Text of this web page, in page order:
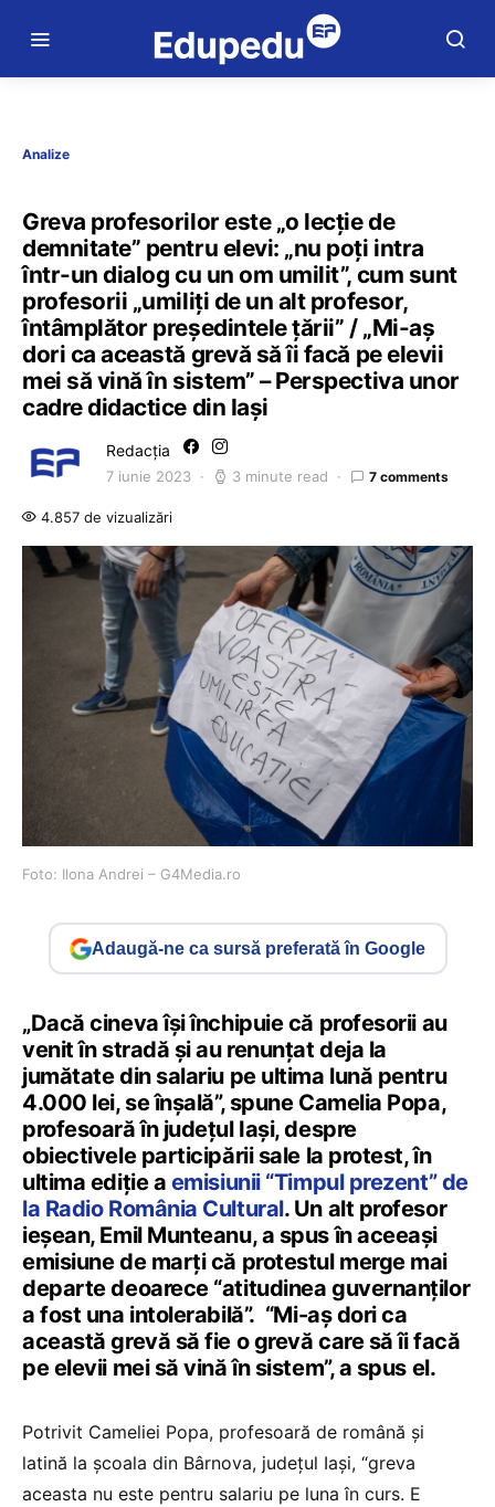
Analize
Greva profesorilor este „o lecție de
demnitate” pentru elevi: „nu poți intra
într-un dialog cu un om umilit”, cum sunt
profesorii „umiliți de un alt profesor,
întâmplător președintele țării” / „Mi-aș
dori ca această grevă să îi facă pe elevii
mei să vină în sistem” – Perspectiva unor
cadre didactice din Iași
Redacția
7 iunie 2023 3 minute read 7 comments
4.857 de vizualizări
Foto: Ilona Andrei – G4Media.ro
Adaugă-ne ca sursă preferată în Google
„Dacă cineva își închipuie că profesorii au
venit în stradă și au renunțat deja la
jumătate din salariu pe ultima lună pentru
4.000 lei, se înșală”, spune Camelia Popa,
profesoară în județul Iași, despre
obiectivele participării sale la protest, în
ultima ediție a emisiunii “Timpul prezent” de
la Radio România Cultural. Un alt profesor
ieșean, Emil Munteanu, a spus în aceeași
emisiune de marți că protestul merge mai
departe deoarece “atitudinea guvernanților
a fost una intolerabilă”. “Mi-aș dori ca
această grevă să fie o grevă care să îi facă
pe elevii mei să vină în sistem”, a spus el.
Potrivit Cameliei Popa, profesoară de română și
latină la școala din Bârnova, județul Iași, “greva
aceasta nu este pentru salariu pe luna în curs. E